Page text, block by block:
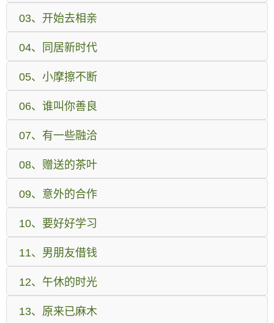
03、开始去相亲
04、同居新时代
05、小摩擦不断
06、谁叫你善良
07、有一些融洽
08、赠送的茶叶
09、意外的合作
10、要好好学习
11、男朋友借钱
12、午休的时光
13、原来已麻木